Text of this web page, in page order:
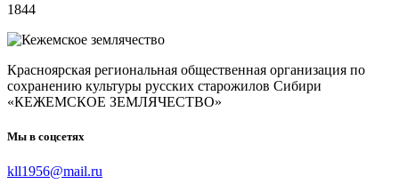
1844
Красноярская региональная общественная организация по
сохранению культуры русских старожилов Сибири
«КЕЖЕМСКОЕ ЗЕМЛЯЧЕСТВО»
Мы в соцсетях
kll1956@mail.ru